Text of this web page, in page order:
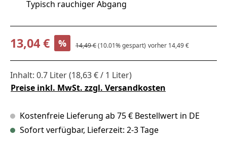
Typisch rauchiger Abgang
Verkaufspreis:
13,04 € % Regulärer Preis:
14,49 €(10.01% gespart) vorher 14,49 €
Inhalt: 0.7 Liter(18,63 € / 1 Liter)
Preise inkl. MwSt. zzgl. Versandkosten
Kostenfreie Lieferung ab 75 € Bestellwert in DE
Sofort verfügbar, Lieferzeit: 2-3 Tage